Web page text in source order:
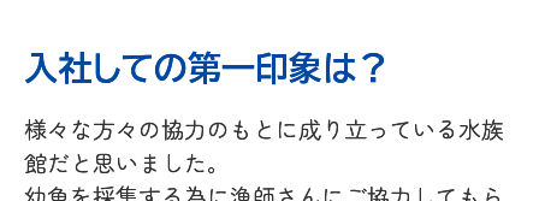
入社しての第一印象は？
様々な方々の協力のもとに成り立っている水族
館だと思いました。